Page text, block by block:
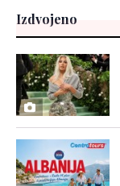
Izdvojeno